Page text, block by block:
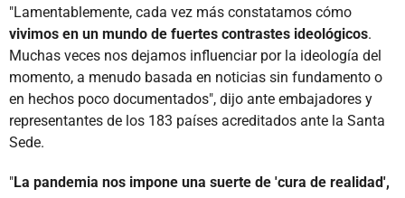
"Lamentablemente, cada vez más constatamos cómo
vivimos en un mundo de fuertes contrastes ideológicos.
Muchas veces nos dejamos influenciar por la ideología del
momento, a menudo basada en noticias sin fundamento o
en hechos poco documentados", dijo ante embajadores y
representantes de los 183 países acreditados ante la Santa
Sede.
"La pandemia nos impone una suerte de 'cura de realidad',